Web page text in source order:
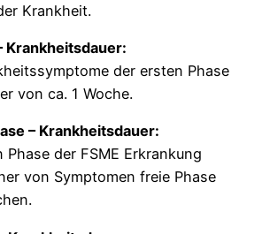
Krankheit.
Krankheitsdauer:
der ersten Phase
von ca. 1 Woche.
– Krankheitsdauer:
Phase der FSME Erkrankung
von Symptomen freie Phase